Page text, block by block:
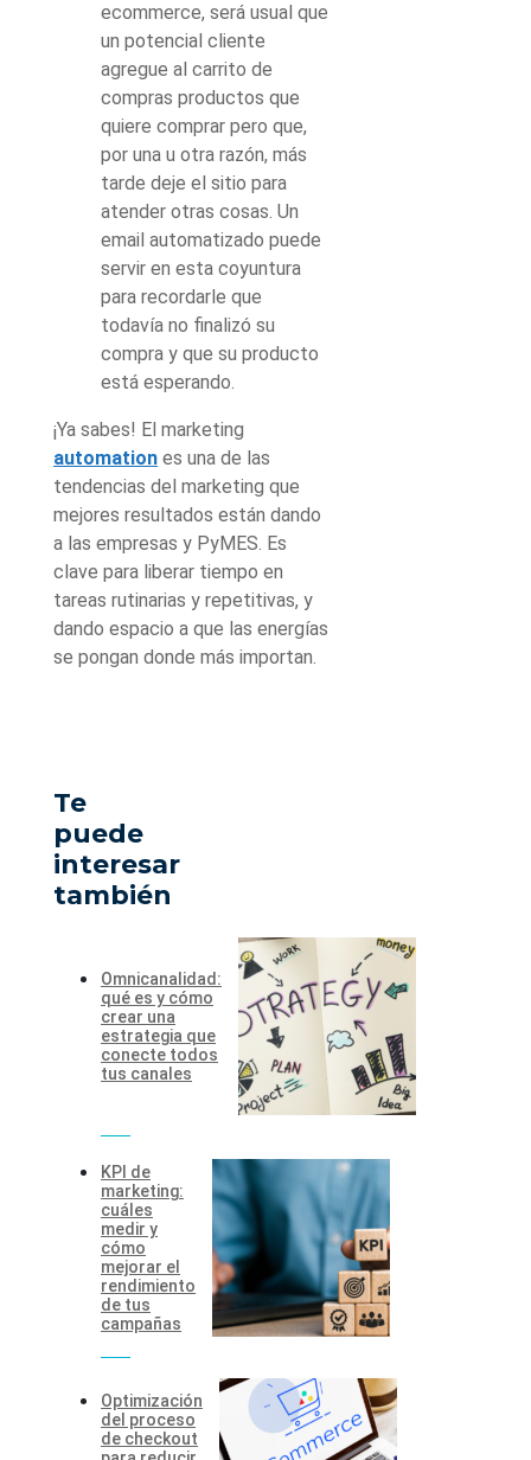
ecommerce, será usual que
un potencial cliente
agregue al carrito de
compras productos que
quiere comprar pero que,
por una u otra razón, más
tarde deje el sitio para
atender otras cosas. Un
email automatizado puede
servir en esta coyuntura
para recordarle que
todavía no finalizó su
compra y que su producto
está esperando.
¡Ya sabes! El marketing
automation es una de las
tendencias del marketing que
mejores resultados están dando
a las empresas y PyMES. Es
clave para liberar tiempo en
tareas rutinarias y repetitivas, y
dando espacio a que las energías
se pongan donde más importan.
Te
puede
interesar
también
Omnicanalidad:
qué es y cómo
crear una
estrategia que
conecte todos
tus canales
KPI de
marketing:
cuáles
medir y
cómo
mejorar el
rendimiento
de tus
campañas
Optimización
del proceso
de checkout